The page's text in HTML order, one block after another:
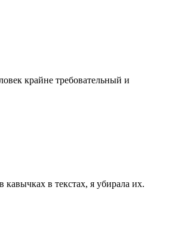
крайне требовательный и
кавычках в текстах, я убирала их.